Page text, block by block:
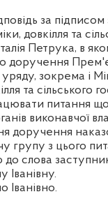
за
довкілля та
Петрука, в
доручення
зокрема і
та сільського
питання
виконавчої
доручення
групу з цього
слова
Іванівну.
Іванівно.